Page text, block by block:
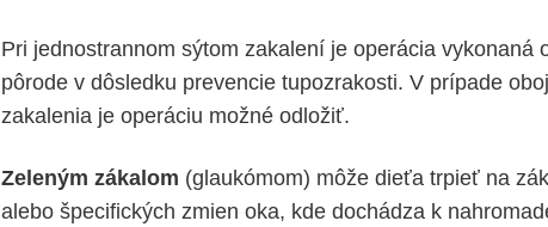
Pri jednostrannom sýtom zakalení je operácia vykonaná
pôrode v dôsledku prevencie tupozrakosti. V prípade
zakalenia je operáciu možné odložiť.
Zeleným zákalom (glaukómom) môže dieťa trpieť na
alebo špecifických zmien oka, kde dochádza k